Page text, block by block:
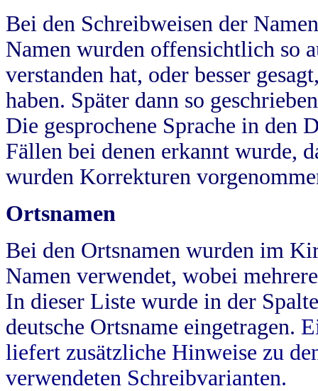
Bei den Schreibweisen der
Namen wurden offensichtlich so
verstanden hat, oder besser
haben. Später dann so
Die gesprochene Sprache in
Fällen bei denen erkannt wurde,
wurden Korrekturen
Ortsnamen
Bei den Ortsnamen wurden im
Namen verwendet, wobei
In dieser Liste wurde in der
deutsche Ortsname eingetragen.
liefert zusätzliche Hinweise zu
verwendeten Schreibvarianten.